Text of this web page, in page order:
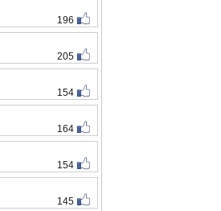
196
205
154
164
154
145